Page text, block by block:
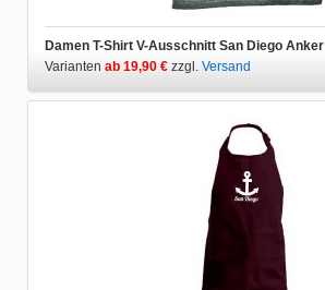
Damen T-Shirt V-Ausschnitt San Diego Anker
Varianten ab 19,90 € zzgl. Versand